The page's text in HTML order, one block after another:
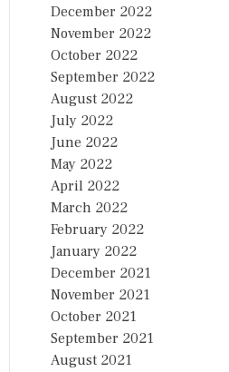
December 2022
November 2022
October 2022
September 2022
August 2022
July 2022
June 2022
May 2022
April 2022
March 2022
February 2022
January 2022
December 2021
November 2021
October 2021
September 2021
August 2021